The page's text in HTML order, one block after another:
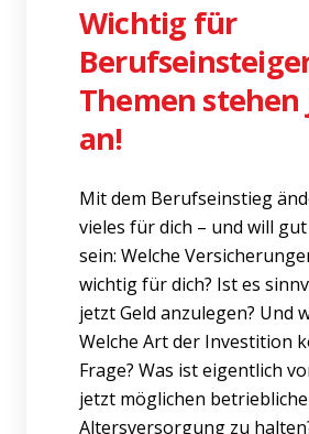
Wichtig für
Themen
an!
Mit dem Berufseinstieg
vieles für dich – und will
sein: Welche
wichtig für dich? Ist es
jetzt Geld anzulegen? Und
Welche Art der Investition
Frage? Was ist eigentlich
jetzt möglichen
Altersversorgung zu